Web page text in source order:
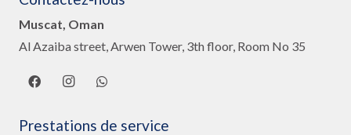
Muscat, Oman
Al Azaiba street, Arwen Tower, 3th floor, Room No 35
Prestations de service